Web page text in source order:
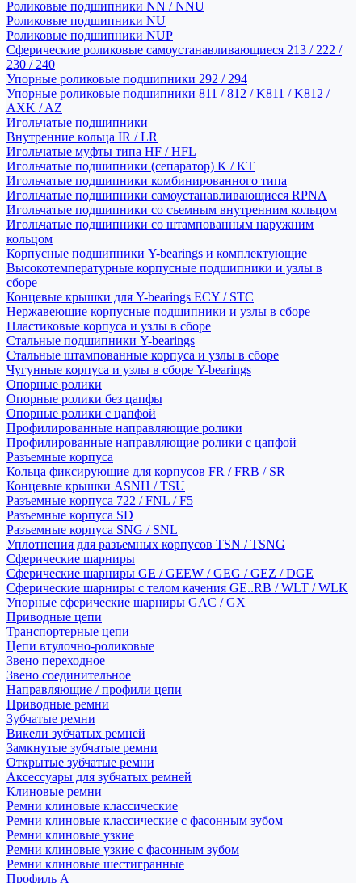
Роликовые подшипники NN / NNU
Роликовые подшипники NU
Роликовые подшипники NUP
Сферические роликовые самоустанавливающиеся 213 / 222 /
230 / 240
Упорные роликовые подшипники 292 / 294
Упорные роликовые подшипники 811 / 812 / K811 / K812 /
AXK / AZ
Игольчатые подшипники
Внутренние кольца IR / LR
Игольчатые муфты типа HF / HFL
Игольчатые подшипники (сепаратор) K / KT
Игольчатые подшипники комбинированного типа
Игольчатые подшипники самоустанавливающиеся RPNA
Игольчатые подшипники со съемным внутренним кольцом
Игольчатые подшипники со штампованным наружним
кольцом
Корпусные подшипники Y-bearings и комплектующие
Высокотемпературные корпусные подшипники и узлы в
сборе
Концевые крышки для Y-bearings ECY / STC
Нержавеющие корпусные подшипники и узлы в сборе
Пластиковые корпуса и узлы в сборе
Стальные подшипники Y-bearings
Стальные штампованные корпуса и узлы в сборе
Чугунные корпуса и узлы в сборе Y-bearings
Опорные ролики
Опорные ролики без цапфы
Опорные ролики с цапфой
Профилированные направляющие ролики
Профилированные направляющие ролики с цапфой
Разъемные корпуса
Кольца фиксирующие для корпусов FR / FRB / SR
Концевые крышки ASNH / TSU
Разъемные корпуса 722 / FNL / F5
Разъемные корпуса SD
Разъемные корпуса SNG / SNL
Уплотнения для разъемных корпусов TSN / TSNG
Сферические шарниры
Сферические шарниры GE / GEEW / GEG / GEZ / DGE
Сферические шарниры с телом качения GE..RB / WLT / WLK
Упорные сферические шарниры GAC / GX
Приводные цепи
Транспортерные цепи
Цепи втулочно-роликовые
Звено переходное
Звено соединительное
Направляющие / профили цепи
Приводные ремни
Зубчатые ремни
Викели зубчатых ремней
Замкнутые зубчатые ремни
Открытые зубчатые ремни
Аксессуары для зубчатых ремней
Клиновые ремни
Ремни клиновые классические
Ремни клиновые классические с фасонным зубом
Ремни клиновые узкие
Ремни клиновые узкие с фасонным зубом
Ремни клиновые шестигранные
Профиль A